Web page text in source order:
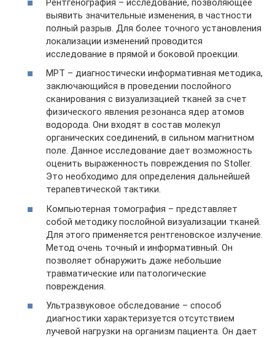
выявить значительные изменения, в частности
полный разрыв. Для более точного установления
локализации изменений проводится
исследование в прямой и боковой проекции.
МРТ – диагностически информативная методика,
заключающийся в проведении послойного
сканирования с визуализацией тканей за счет
физического явления резонанса ядер атомов
водорода. Они входят в состав молекул
органических соединений, в сильном магнитном
поле. Данное исследование дает возможность
оценить выраженность повреждения по Stoller.
Это необходимо для определения дальнейшей
терапевтической тактики.
Компьютерная томография – представляет
собой методику послойной визуализации тканей.
Для этого применяется рентгеновское излучение.
Метод очень точный и информативный. Он
позволяет обнаружить даже небольшие
травматические или патологические
повреждения.
Ультразвуковое обследование – способ
диагностики характеризуется отсутствием
лучевой нагрузки на организм пациента. Он дает